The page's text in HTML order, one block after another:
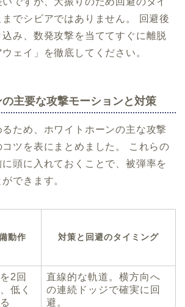
までシビアではありません。 回避後
み、数発攻撃を当ててすぐに離脱
ェイ」を徹底してください。
主要な攻撃モーションと対策
ため、ホワイトホーンの主な攻撃
ツを表にまとめました。 これらの
頭に入れておくことで、被弾率を
できます。
動作 対策と回避のタイミング
2回
低く
直線的な軌道。横方向へ
の連続ドッジで確実に回
避。